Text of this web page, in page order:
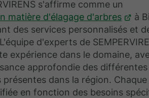
s'affirme comme un
matière d'élagage d'arbres
à
des services personnalisés et
d'experts de
expérience dans le domaine,
approfondie des différentes
présentes dans la région.
en fonction des besoins